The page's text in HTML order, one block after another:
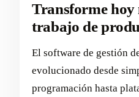
Transforme hoy
trabajo de
El software de gestión
evolucionado desde
programación hasta